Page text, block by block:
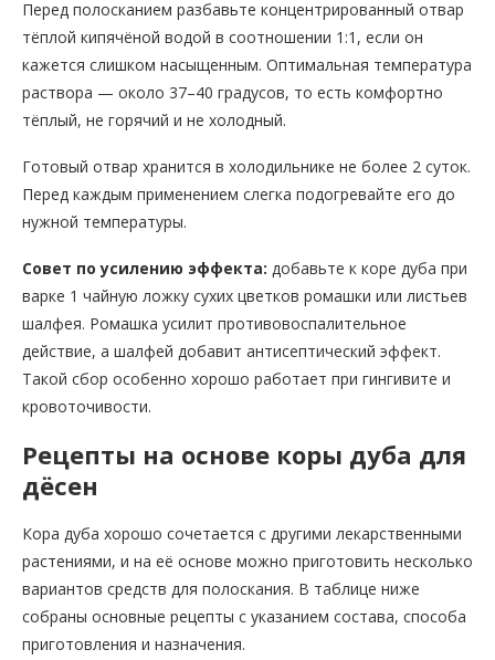
Перед полосканием разбавьте концентрированный отвар
тёплой кипячёной водой в соотношении 1:1, если он
кажется слишком насыщенным. Оптимальная температура
раствора — около 37–40 градусов, то есть комфортно
тёплый, не горячий и не холодный.
Готовый отвар хранится в холодильнике не более 2 суток.
Перед каждым применением слегка подогревайте его до
нужной температуры.
Совет по усилению эффекта: добавьте к коре дуба при
варке 1 чайную ложку сухих цветков ромашки или листьев
шалфея. Ромашка усилит противовоспалительное
действие, а шалфей добавит антисептический эффект.
Такой сбор особенно хорошо работает при гингивите и
кровоточивости.
Рецепты на основе коры дуба для
дёсен
Кора дуба хорошо сочетается с другими лекарственными
растениями, и на её основе можно приготовить несколько
вариантов средств для полоскания. В таблице ниже
собраны основные рецепты с указанием состава, способа
приготовления и назначения.